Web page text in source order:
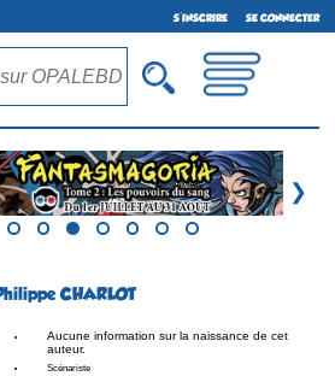
S'INSCRIRE SE CONNECTER
❯
CHARLOT
Aucune information sur la naissance de cet
auteur.
Scénariste